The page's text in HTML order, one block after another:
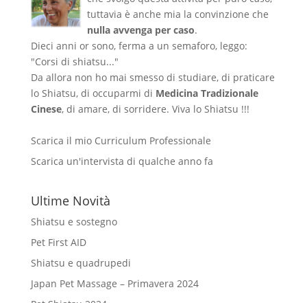
tuttavia è anche mia la convinzione che
nulla avvenga per caso.
Dieci anni or sono, ferma a un semaforo, leggo:
"Corsi di shiatsu..."
Da allora non ho mai smesso di studiare, di praticare
lo Shiatsu, di occuparmi di Medicina Tradizionale
Cinese, di amare, di sorridere. Viva lo Shiatsu !!!
Scarica il mio Curriculum Professionale
Scarica un'intervista di qualche anno fa
Ultime Novità
Shiatsu e sostegno
Pet First AID
Shiatsu e quadrupedi
Japan Pet Massage – Primavera 2024